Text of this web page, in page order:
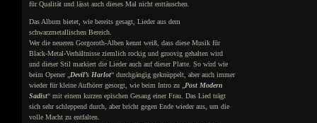
für Qualität und lässt auch dieses Mal nicht enttäuschen.
Das Album bietet, wie bereits gesagt, Lieder aus dem
schwarzmetallischen Bereich.
Wer die neueren Gorgoroth-Alben kennt weiß, dass diese Musik für
Black-Metal-Verhältnisse ziemlich rockig und groovig gehalten wird
und dieser Stil markiert die Lieder auch auf dieser Platte. So wird wie
beim Opener „ Devil’s Harlot“ durchgängig geknüppelt, aber auch immer
wieder für kleine Aufhörer gesorgt, wie beim Intro zu „ Post Modern
Sadist“ mit einem kurzen epischen Gesang einer Frau. Das Lied trägt
sich sehr schleppend durch, aber bricht gegen Ende wieder aus, um die
volle Macht zu entfalten.